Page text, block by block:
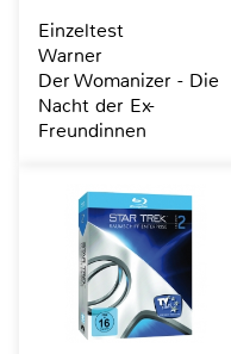
Einzeltest
Warner
Der Womanizer - Die
Nacht der Ex-
Freundinnen